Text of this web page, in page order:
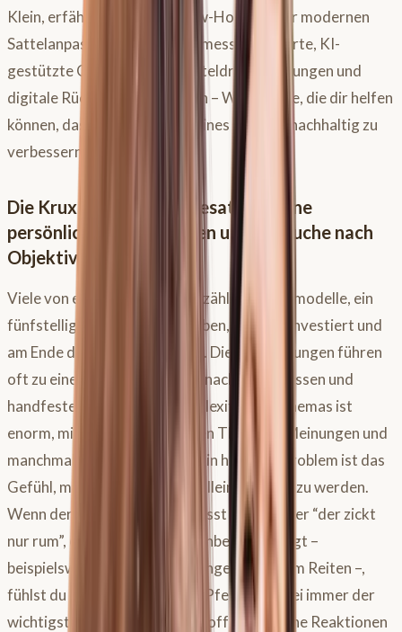
Klein, erfährst du tiefes Know-How aus der modernen
Sattelanpassung. Es geht um messbare Werte, KI-
gestützte Ganganalysen, Satteldruckmessungen und
digitale Rückenvermessungen – Werkzeuge, die dir helfen
können, das Wohlbefinden deines Pferdes nachhaltig zu
verbessern.
Die Krux mit dem Pferdesattel
: Deine
persönlichen Erfahrungen und die Suche nach
Objektivität
Viele von euch kennen das: unzählige Sattelmodelle, ein
fünfstelliger Betrag ausgegeben, viel Zeit investiert und
am Ende doch nur Frustration. Diese Erfahrungen führen
oft zu einem tiefen Bedürfnis nach mehr Wissen und
handfesten Fakten. Die Komplexität des Themas ist
enorm, mit unterschiedlichsten Theorien, Meinungen und
manchmal sogar Ideologien. Ein häufiges Problem ist das
Gefühl, mit Sattelproblemen alleingelassen zu werden.
Wenn der Sattler sagt “das passt schon” oder “der zickt
nur rum”, obwohl dein Pferd Unbehagen zeigt –
beispielsweise durch Schwellungen nach dem Reiten –,
fühlst du dich oft hilflos. Dein Pferd ist dabei immer der
wichtigste Kompass. Zeigt es offensichtliche Reaktionen